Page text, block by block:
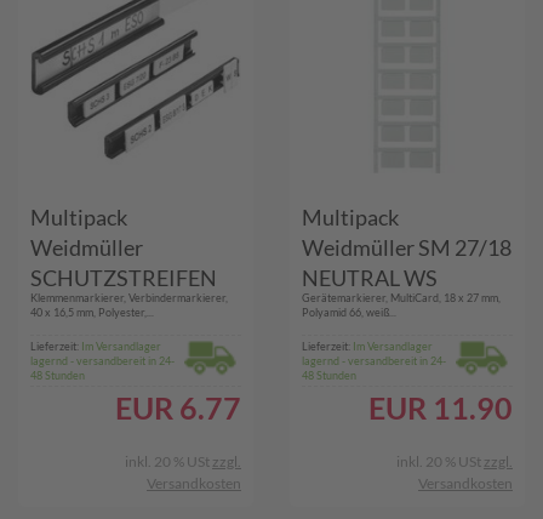
Multipack
Weidmüller
SCHUTZSTREIFEN
KLAR (029400 STR 5)
- 20 Stück
Klemmenmarkierer, Verbindermarkierer,
40 x 16,5 mm, Polyester,...
Lieferzeit: Im Versandlager
lagernd - versandbereit in 24-
48 Stunden
EUR 6.77
inkl. 20 % USt zzgl.
Versandkosten
Multipack
Weidmüller SM 27/18
NEUTRAL WS
(169986) - 16 Stück
Gerätemarkierer, MultiCard, 18 x 27 mm,
Polyamid 66, weiß...
Lieferzeit: Im Versandlager
lagernd - versandbereit in 24-
48 Stunden
EUR 11.90
inkl. 20 % USt zzgl.
Versandkosten